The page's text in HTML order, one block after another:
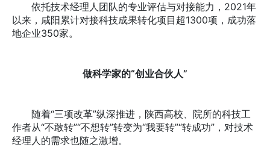
依托技术经理人团队的专业评估与对接能力，2021年
以来，咸阳累计对接科技成果转化项目超1300项，成功落
地企业350家。
做科学家的“创业合伙人”
随着“三项改革”纵深推进，陕西高校、院所的科技工
作者从“不敢转”“不想转”转变为“我要转”“转成功”，对技术
经理人的需求也随之激增。